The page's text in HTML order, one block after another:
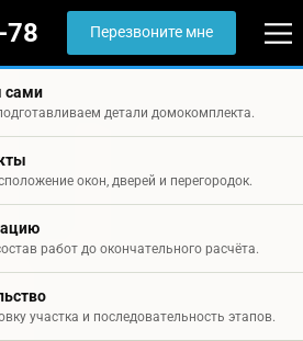
78 Перезвоните мне
сами
детали домокомплекта.
окон, дверей и перегородок.
работ до окончательного расчёта.
участка и последовательность этапов.